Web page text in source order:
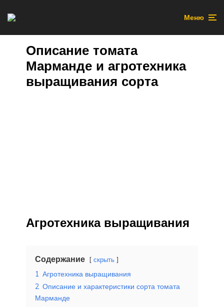
Меню
Описание томата
Марманде и агротехника
выращивания сорта
Агротехника выращивания
Содержание скрыть
1 Агротехника выращивания
2 Описание и характеристики сорта томата
Марманде